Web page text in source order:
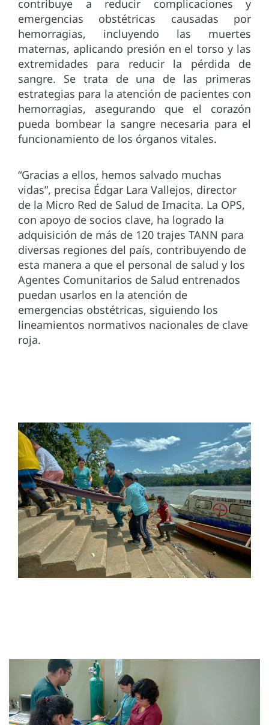
contribuye a reducir complicaciones y
emergencias obstétricas causadas por
hemorragias, incluyendo las muertes
maternas, aplicando presión en el torso y las
extremidades para reducir la pérdida de
sangre. Se trata de una de las primeras
estrategias para la atención de pacientes con
hemorragias, asegurando que el corazón
pueda bombear la sangre necesaria para el
funcionamiento de los órganos vitales.
“Gracias a ellos, hemos salvado muchas
vidas”, precisa Édgar Lara Vallejos, director
de la Micro Red de Salud de Imacita. La OPS,
con apoyo de socios clave, ha logrado la
adquisición de más de 120 trajes TANN para
diversas regiones del país, contribuyendo de
esta manera a que el personal de salud y los
Agentes Comunitarios de Salud entrenados
puedan usarlos en la atención de
emergencias obstétricas, siguiendo los
lineamientos normativos nacionales de clave
roja.